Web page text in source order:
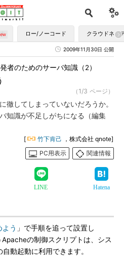
ロー/ノーコード クラウドネイ
2009年11月30日 公開
者のためのサーバ知識（2）
（1/3 ページ）
徹してしまっていないだろうか。
知識が不足しがちになる（編集
[ 竹下肯己 ，株式会社 qnote]
PC用表示
関連情報
LINE Hatena
う 」で手順を追って設置し
の制御スクリプトは、シス
動起動に利用できます。